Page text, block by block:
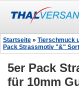
Startseite » Tierschmuck
Pack Strassmotiv "&"
5er Pack
für 10mm